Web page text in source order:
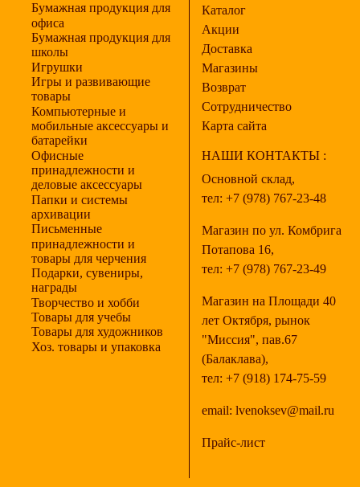
Бумажная продукция для
офиса
Бумажная продукция для
школы
Игрушки
Игры и развивающие
товары
Компьютерные и
мобильные аксессуары и
батарейки
Офисные
принадлежности и
деловые аксессуары
Папки и системы
архивации
Письменные
принадлежности и
товары для черчения
Подарки, сувениры,
награды
Творчество и хобби
Товары для учебы
Товары для художников
Хоз. товары и упаковка
Каталог
Акции
Доставка
Магазины
Возврат
Сотрудничество
Карта сайта
НАШИ КОНТАКТЫ :
Основной склад,
тел: +7 (978) 767-23-48
Магазин по ул. Комбрига
Потапова 16,
тел: +7 (978) 767-23-49
Магазин на Площади 40
лет Октября, рынок
"Миссия", пав.67
(Балаклава),
тел: +7 (918) 174-75-59
email: lvenoksev@mail.ru
Прайс-лист